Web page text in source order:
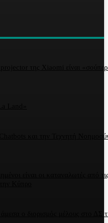
της Xiaomi είναι
και την Τεχνητή
είναι οι καταναλωτές από
ο διορισμός μέλους στο ΔΣ